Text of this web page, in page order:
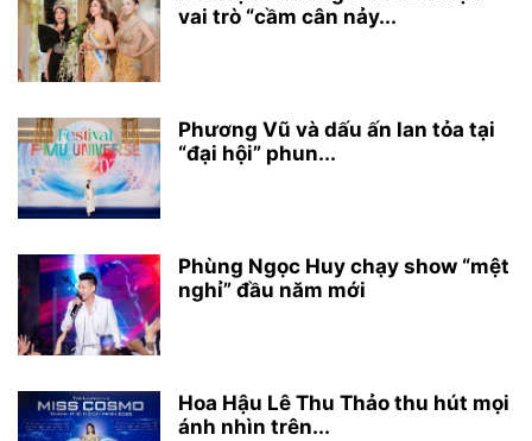
vai trò “cầm cân nảy...
Phương Vũ và dấu ấn lan tỏa tại
“đại hội” phun...
Phùng Ngọc Huy chạy show “mệt
nghỉ” đầu năm mới
Hoa Hậu Lê Thu Thảo thu hút mọi
ánh nhìn trên...